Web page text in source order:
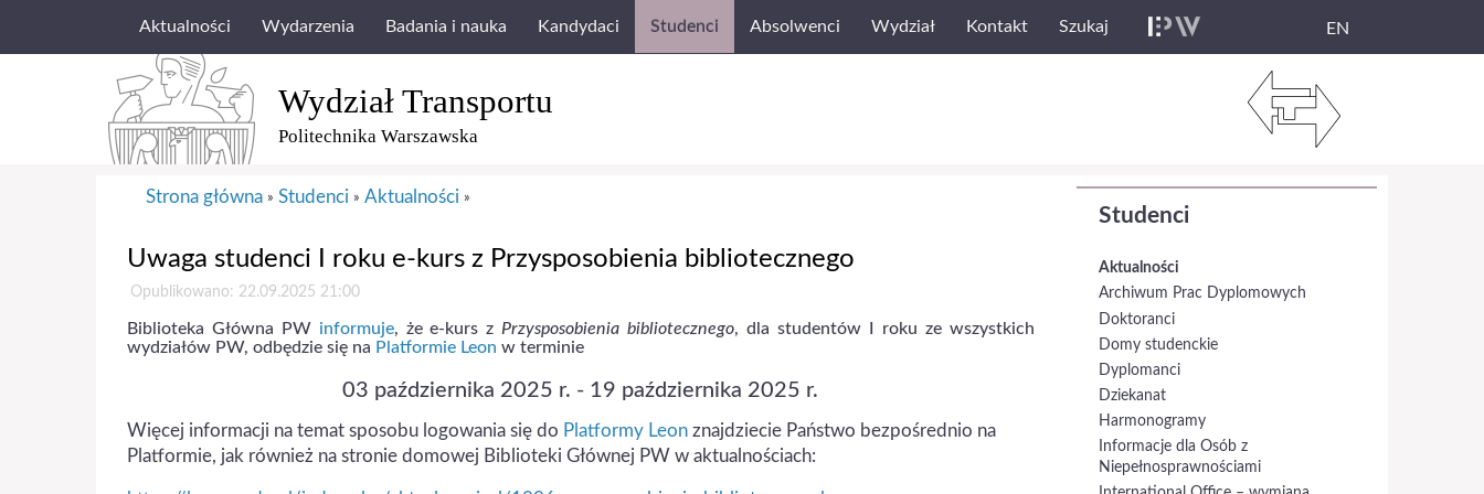
Aktualności Wydarzenia Badania i nauka Kandydaci Studenci Absolwenci Wydział Kontakt Szukaj EN
Wydział Transportu
Politechnika Warszawska
Studenci
Aktualności
Archiwum Prac Dyplomowych
Doktoranci
Domy studenckie
Dyplomanci
Dziekanat
Harmonogramy
Informacje dla Osób z
Niepełnosprawnościami
Strona główna » Studenci » Aktualności »
Uwaga studenci I roku e-kurs z Przysposobienia bibliotecznego
Opublikowano: 22.09.2025 21:00
Biblioteka Główna PW informuje, że e-kurs z Przysposobienia bibliotecznego, dla studentów I roku ze wszystkich
wydziałów PW, odbędzie się na Platformie Leon w terminie
03 października 2025 r. - 19 października 2025 r.
Więcej informacji na temat sposobu logowania się do Platformy Leon znajdziecie Państwo bezpośrednio na
Platformie, jak również na stronie domowej Biblioteki Głównej PW w aktualnościach: